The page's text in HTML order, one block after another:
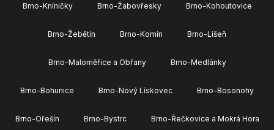
Brno-Kníničky Brno-Žabovřesky Brno-Kohoutovice
Brno-Žebětín Brno-Komín Brno-Líšeň
Brno-Maloměřice a Obřany Brno-Medlánky
Brno-Bohunice Brno-Nový Lískovec Brno-Bosonohy
Brno-Ořešín Brno-Bystrc Brno-Řečkovice a Mokrá Hora